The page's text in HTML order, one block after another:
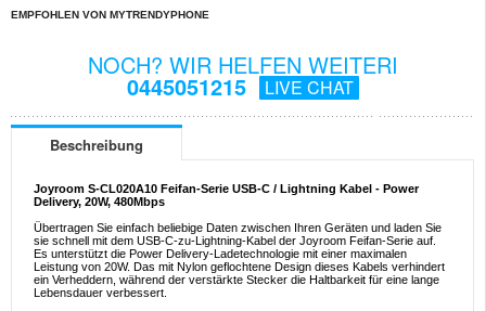
EMPFOHLEN VON MYTRENDYPHONE
NOCH? WIR HELFEN WEITERI
0445051215 LIVE CHAT
Beschreibung
Joyroom S-CL020A10 Feifan-Serie USB-C / Lightning Kabel - Power
Delivery, 20W, 480Mbps
Übertragen Sie einfach beliebige Daten zwischen Ihren Geräten und laden Sie
sie schnell mit dem USB-C-zu-Lightning-Kabel der Joyroom Feifan-Serie auf.
Es unterstützt die Power Delivery-Ladetechnologie mit einer maximalen
Leistung von 20W. Das mit Nylon geflochtene Design dieses Kabels verhindert
ein Verheddern, während der verstärkte Stecker die Haltbarkeit für eine lange
Lebensdauer verbessert.